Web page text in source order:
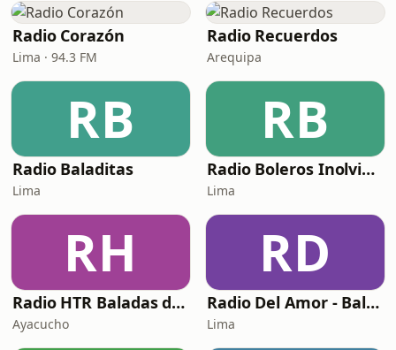
Radio Corazón
Lima · 94.3 FM
Radio Recuerdos
Arequipa
RB
Radio Baladitas
Lima
RB
Radio Boleros Inolvidables
Lima
RH
Radio HTR Baladas de Oro
Ayacucho
RD
Radio Del Amor - Baladas en Español
Lima